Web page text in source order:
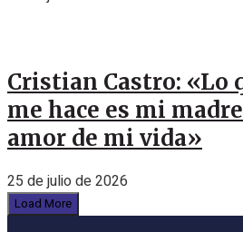
Cristian Castro: «Lo
me hace es mi
amor de mi vida»
25 de julio de 2026
Load More